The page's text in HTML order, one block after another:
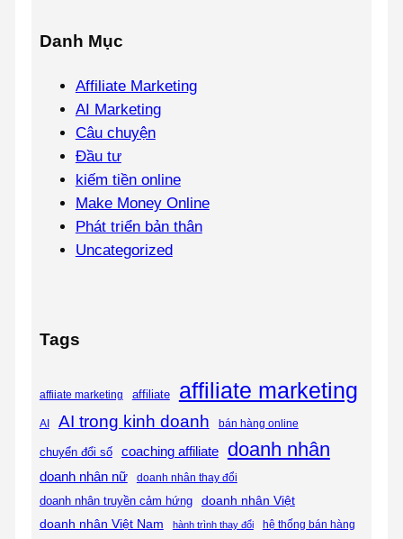
Danh Mục
Affiliate Marketing
AI Marketing
Câu chuyện
Đầu tư
kiếm tiền online
Make Money Online
Phát triển bản thân
Uncategorized
Tags
affiiate marketing affiliate affiliate marketing
AI AI trong kinh doanh bán hàng online
chuyển đổi số coaching affiliate doanh nhân
doanh nhân nữ doanh nhân thay đổi
doanh nhân truyền cảm hứng
doanh nhân Việt
doanh nhân Việt Nam
hành trình thay đổi hệ thống bán hàng